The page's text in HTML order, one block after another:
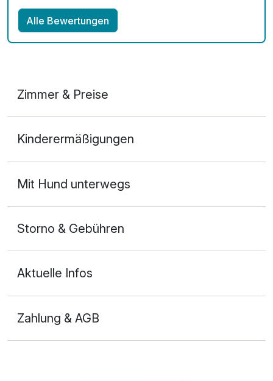
Alle Bewertungen
Zimmer & Preise
2 Erwachsene und 2 Kinder
Kinderermäßigungen
Mit Hund unterwegs
Storno & Gebühren
Aktuelle Infos
Zahlung & AGB